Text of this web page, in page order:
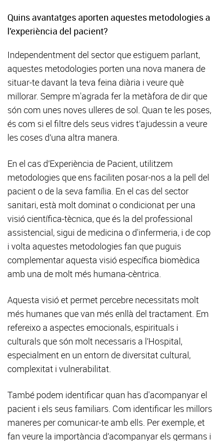
Quins avantatges aporten aquestes metodologies a
l'experiència del pacient?
Independentment del sector que estiguem parlant,
aquestes metodologies porten una nova manera de
situar-te davant la teva feina diària i veure què
millorar. Sempre m'agrada fer la metàfora de dir que
són com unes noves ulleres de sol. Quan te les poses,
és com si el filtre dels seus vidres t’ajudessin a veure
les coses d’una altra manera.
En el cas d’Experiència de Pacient, utilitzem
metodologies que ens faciliten posar-nos a la pell del
pacient o de la seva família. En el cas del sector
sanitari, està molt dominat o condicionat per una
visió científica-tècnica, que és la del professional
assistencial, sigui de medicina o d'infermeria, i de cop
i volta aquestes metodologies fan que puguis
complementar aquesta visió específica biomèdica
amb una de molt més humana-cèntrica.
Aquesta visió et permet percebre necessitats molt
més humanes que van més enllà del tractament. Em
refereixo a aspectes emocionals, espirituals i
culturals que són molt necessaris a l’Hospital,
especialment en un entorn de diversitat cultural,
complexitat i vulnerabilitat.
També podem identificar quan has d'acompanyar el
pacient i els seus familiars. Com identificar les millors
maneres per comunicar-te amb ells. Per exemple, et
fan veure la importància d’acompanyar els germans i